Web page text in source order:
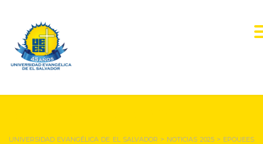
UNIVERSIDAD EVANGÉLICA DE EL SALVADOR > NOTICIAS 2025> EPOUEES